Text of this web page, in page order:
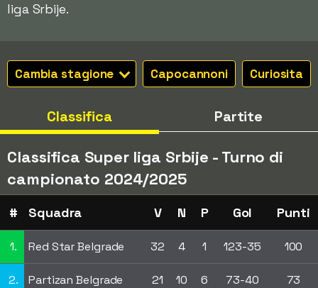
liga Srbije.
Cambia stagione Capocannoni Curiosita
Classifica Partite
Classifica Super liga Srbije - Turno di
campionato 2024/2025
# Squadra V N P Gol Punti
1. Red Star Belgrade 32 4 1 123-35 100
2. Partizan Belgrade 21 10 6 73-40 73